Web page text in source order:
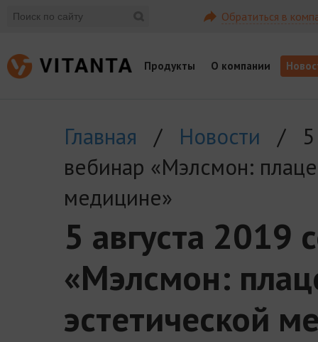
Обратиться в
Продукты О компании
Главная / Новости / 5
вебинар «Мэлсмон:
медицине»
5 августа 2019
«Мэлсмон:
эстетической